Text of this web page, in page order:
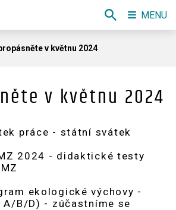
v květnu 2024
v květnu 2024
práce - státní svátek
2024 - didaktické testy
ekologické výchovy -
A/B/D) - zúčastníme se
MENU